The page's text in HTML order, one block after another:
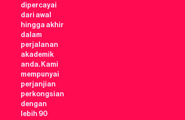
dipercayai
dari awal
hingga akhir
dalam
perjalanan
akademik
anda. Kami
mempunyai
perjanjian
perkongsian
dengan
lebih 90